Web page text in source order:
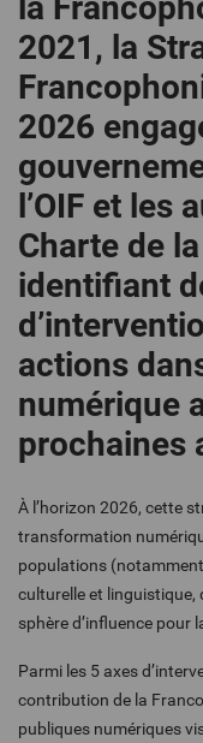
2021 , la
2026
l’OIF et les
Charte de
identifiant
actions
numérique
prochaines
À l’horizon 2026, cette
transformation
populations
culturelle et linguistique,
sphère d’influence pour
Parmi les 5 axes
contribution de la
publiques numériques